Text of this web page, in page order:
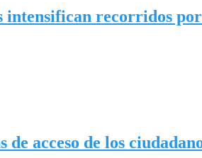
intensifican recorridos
acceso de los